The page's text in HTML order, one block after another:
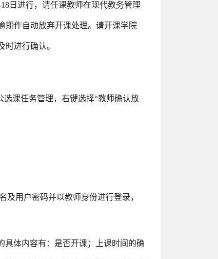
日进行，请任课教师在现代教务管理
期作自动放弃开课处理。请开课学院
时进行确认。
课任务管理，右键选择“教师确认放
及用户密码并以教师身份进行登录，
具体内容有：是否开课；上课时间的确